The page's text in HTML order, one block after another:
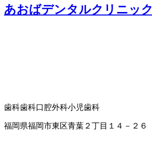
あおばデンタルクリニック
歯科歯科口腔外科小児歯科
福岡県福岡市東区青葉２丁目１４－２６